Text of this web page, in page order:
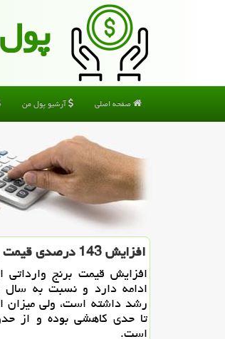
صفحه اصلی آرشیو پول من
افزایش 143 درصدی قیمت برنج وارداتی
افزایش قیمت برنج
رشد داشته است، ولی میزان
است.